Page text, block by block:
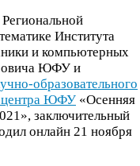
Института
и компьютерных
ЮФУ и
​образовательного
ЮФУ «Осенняя
», заключительный
онлайн 21 ноября